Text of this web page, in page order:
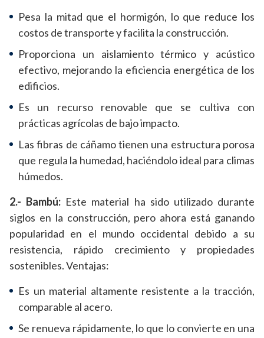
Pesa la mitad que el hormigón, lo que reduce los
costos de transporte y facilita la construcción.
Proporciona un aislamiento térmico y acústico
efectivo, mejorando la eficiencia energética de los
edificios.
Es un recurso renovable que se cultiva con
prácticas agrícolas de bajo impacto.
Las fibras de cáñamo tienen una estructura porosa
que regula la humedad, haciéndolo ideal para climas
húmedos.
2.- Bambú: Este material ha sido utilizado durante
siglos en la construcción, pero ahora está ganando
popularidad en el mundo occidental debido a su
resistencia, rápido crecimiento y propiedades
sostenibles. Ventajas:
Es un material altamente resistente a la tracción,
comparable al acero.
Se renueva rápidamente, lo que lo convierte en una